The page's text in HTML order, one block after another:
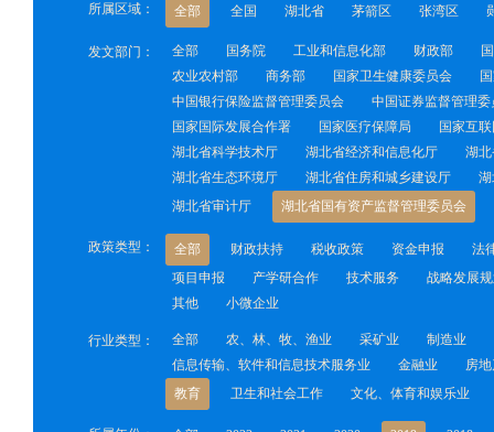
所属区域： 全部 全国 湖北省 茅箭区 张湾区
发文部门： 全部 国务院 工业和信息化部 财政部
农业农村部
商务部 国家卫生健康委员会
中国银行保险监督管理委员会
中国证券监督管理委
国家国际发展合作署
国家医疗保障局
国家互
湖北省科学技术厅
湖北省经济和信息化厅
湖
湖北省生态环境厅
湖北省住房和城乡建设厅
湖北省审计厅
湖北省国有资产监督管理委员会
政策类型： 全部 财政扶持 税收政策 资金申报
法
项目申报
产学研合作 技术服务
战略发展
其他
小微企业
行业类型： 全部 农、林、牧、渔业 采矿业
制造业
信息传输、软件和信息技术服务业
金融业
房
教育
卫生和社会工作 文化、体育和娱乐业